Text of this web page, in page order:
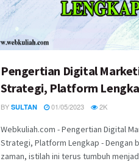
Pengertian Digital
Strategi, Platform
BY SULTAN 01/05/2023 2K
Webkuliah.com - Pengertian Digital
Strategi, Platform Lengkap - Dengan
zaman, istilah ini terus tumbuh